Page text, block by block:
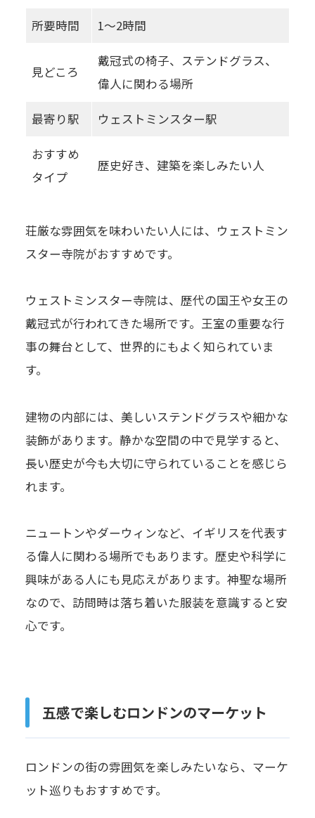
所要時間 1〜2時間
見どころ
戴冠式の椅子、ステンドグラス、
偉人に関わる場所
最寄り駅 ウェストミンスター駅
おすすめ
タイプ
歴史好き、建築を楽しみたい人
荘厳な雰囲気を味わいたい人には、ウェストミン
スター寺院がおすすめです。
ウェストミンスター寺院は、歴代の国王や女王の
戴冠式が行われてきた場所です。王室の重要な行
事の舞台として、世界的にもよく知られていま
す。
建物の内部には、美しいステンドグラスや細かな
装飾があります。静かな空間の中で見学すると、
長い歴史が今も大切に守られていることを感じら
れます。
ニュートンやダーウィンなど、イギリスを代表す
る偉人に関わる場所でもあります。歴史や科学に
興味がある人にも見応えがあります。神聖な場所
なので、訪問時は落ち着いた服装を意識すると安
心です。
五感で楽しむロンドンのマーケット
ロンドンの街の雰囲気を楽しみたいなら、マーケ
ット巡りもおすすめです。